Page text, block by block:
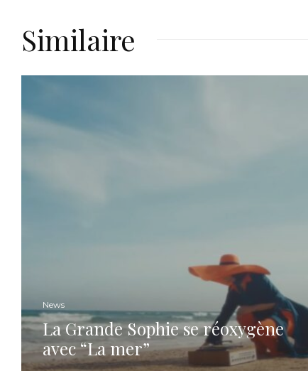
Similaire
News
La Grande Sophie se réoxygène
avec “La mer”